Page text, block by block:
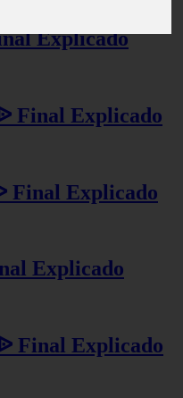
Explicado
Final Explicado
Final Explicado
Explicado
Final Explicado